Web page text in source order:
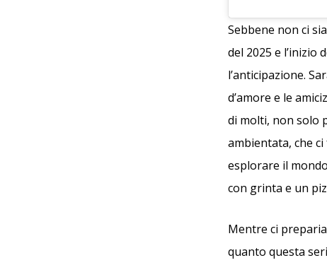
Sebbene non ci
del 2025 e l’inizio
l’anticipazione.
d’amore e le
di molti, non solo
ambientata, che
esplorare il
con grinta e un
Mentre ci
quanto questa